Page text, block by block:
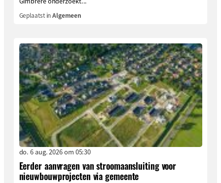
Geplaatst inAlgemeen
do. 6 aug. 2026 om 05:30
Eerder aanvragen van stroomaansluiting voor
nieuwbouwprojecten via gemeente